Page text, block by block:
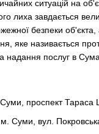
ситуацій на
лиха завдається
безпеки об'єкта,
яке називається
послуг в
проспект
Суми, вул.